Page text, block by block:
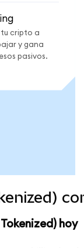
tu cripto a
y gana
pasivos.
hoy